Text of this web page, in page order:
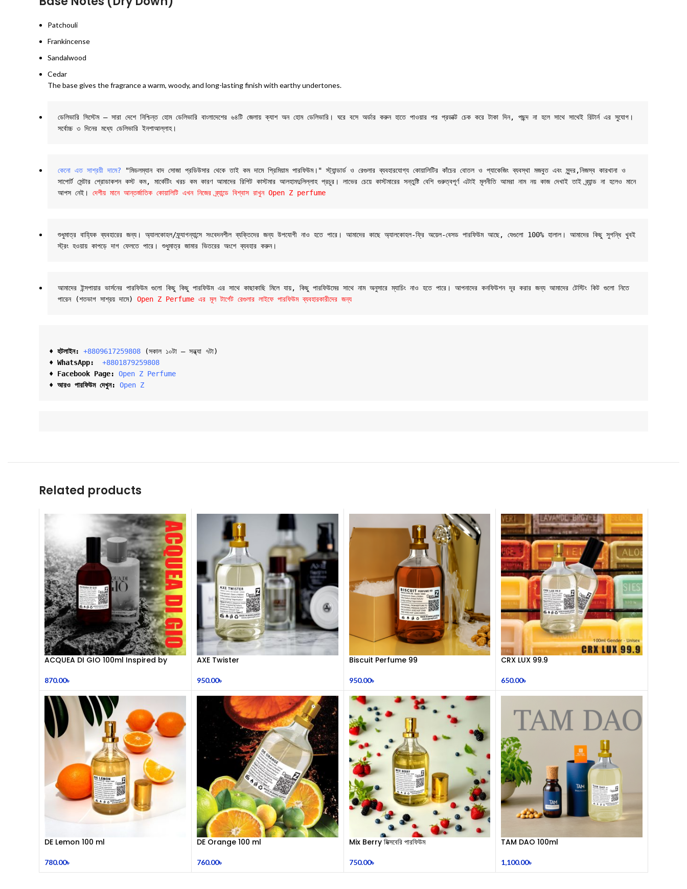
Patchouli
Frankincense
Sandalwood
Cedar
The base gives the fragrance a warm, woody, and long-lasting finish with earthy undertones.
ডেলিভারি সিস্টেম – সারা দেশে নিশ্চিন্ত হোম ডেলিভারি বাংলাদেশের ৬৪টি জেলায় ক্যাশ অন হোম ডেলিভারি। ঘরে বসে অর্ডার করুন হাতে পাওয়ার পর প্রডাক্ট চেক করে টাকা দিন, পছন্দ না হলে সাথে সাথেই রিটার্ন এর সুযোগ।
সর্বোচ্চ ৩ দিনের মধ্যে ডেলিভারি ইনশাআল্লাহ।
কেনো এত সাশ্রয়ী দামে? "মিডলম্যান বাদ সোজা প্রডিউসার থেকে তাই কম দামে প্রিমিয়াম পারফিউম।" স্ট্যান্ডার্ড ও রেগুলার ব্যবহারযোগ্য কোয়ালিটির কাঁচের বোতল ও প্যাকেজিং ব্যবস্থা মজবুত এবং সুন্দর,নিজস্ব কারখানা ও
সাপোর্ট সেন্টার প্রোডাকশন কস্ট কম, মার্কেটিং খরচ কম কারণ আমাদের রিপিট কাস্টমার আলহামদুলিল্লাহ প্রচুর। লাভের চেয়ে কাস্টমারের সন্তুষ্টি বেশি গুরুত্বপূর্ণ এটাই মূলনীতি আমরা নাম নয় কাজ দেখাই তাই ব্র্যান্ড না হলেও মানে
আপস নেই। দেশীয় মানে আন্তর্জাতিক কোয়ালিটি এখন নিজের ব্র্যান্ডে বিশ্বাস রাখুন Open Z perfume
শুধুমাত্র বাহ্যিক ব্যবহারের জন্য। অ্যালকোহল/ফ্র্যাগন্যান্সে সংবেদনশীল ব্যক্তিদের জন্য উপযোগী নাও হতে পারে। আমাদের কাছে অ্যালকোহল-ফ্রি অয়েল-বেসড পারফিউম আছে, যেগুলো 100% হালাল। আমাদের কিছু সুগন্ধি খুবই
স্ট্রং হওয়ায় কাপড়ে দাগ ফেলতে পারে। শুধুমাত্র জামার ভিতরের অংশে ব্যবহার করুন।
আমাদের ইন্সপায়ার ভার্সনের পারফিউম গুলো কিছু কিছু পারফিউম এর সাথে কাছাকাছি মিলে যায়, কিছু পারফিউমের সাথে নাম অনুসারে ম্যাচিং নাও হতে পারে। আপনাদের কনফিউশন দূর করার জন্য আমাদের টেস্টিং কিট গুলো নিতে
পারেন (শতভাগ সাশ্রয় দামে) Open Z Perfume এর মূল টার্গেট রেগুলার লাইফে পারফিউম ব্যবহারকারীদের জন্য
♦ হটলাইন: +8809617259808
(সকাল ১০টা – সন্ধ্যা ৭টা)
♦ WhatsApp:
+8801879259808
♦ Facebook Page:
Open Z Perfume
♦ আরও পারফিউম দেখুন:
Open Z
Related products
ACQUEA DI GIO 100ml Inspired by
870.00৳
AXE Twister
950.00৳
Biscuit Perfume 99
950.00৳
CRX LUX 99.9
650.00৳
DE Lemon 100 ml
780.00৳
DE Orange 100 ml
760.00৳
Mix Berry মিক্সবেরি পারফিউম
750.00৳
TAM DAO 100ml
1,100.00৳